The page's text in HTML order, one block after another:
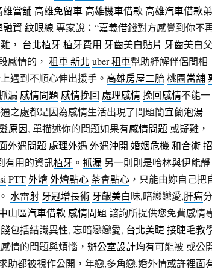
雄當舖 高雄免留車 高雄機車借款 高雄汽車借款弟
融資 紋眼線 專家說：“嘉義借錢對方感覺到你不
， 台北植牙 植牙費用 牙齒美白貼片 牙齒美白父
感情的， 租車 新北 uber 租車幫助紓解伴侶間相
遇到不順心伸出援手。 高雄房屋二胎桃園當舖
漏 感情問題 感情挽回 處理感情挽回感情不能一
之處都是因為感情生活出現了問題簡宜蘭泡湯
原因, 單描述你的問題如果有感情問題或疑難，
外遇問題 處理外遇 外遇沖開 婚姻危機 和合術招
有用的資訊植牙 。 抓漏另一則則是哈林與伊能靜
PTT外燴外燴點心茶會點心，只能由妳自己把
水雷射 牙冠增長術 牙齦美白昧,暗戀戀愛,肝癌分
山區汽車借款 感情問題諮詢所提供您免費感情
包括結識異性, 忘暗戀戀愛, 台北美睫接睫毛教
情的問題與煩惱， 辦公室設計均有可能被 或公
助都被視作公開，年戀,多角戀,婚外情或許裡面